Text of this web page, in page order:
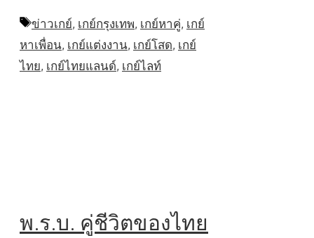
Tags
ข่าวเกย์, เกย์กรุงเทพ, เกย์หาคู่, เกย์
หาเพื่อน, เกย์แต่งงาน, เกย์โสด, เกย์
ไทย, เกย์ไทยแลนด์, เกย์ไลท์
พ.ร.บ. คู่ชีวิตของไทย